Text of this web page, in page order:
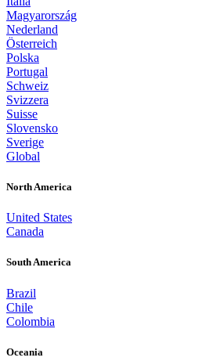
Magyarország
Nederland
Österreich
Polska
Portugal
Schweiz
Svizzera
Suisse
Slovensko
Sverige
Global
North America
United States
Canada
South America
Brazil
Chile
Colombia
Oceania